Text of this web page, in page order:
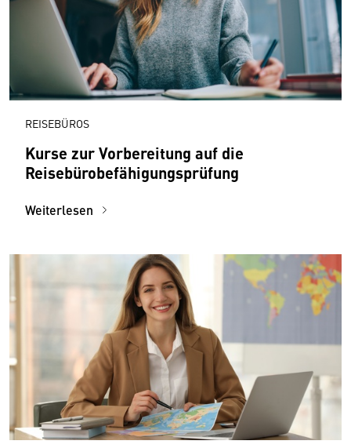
REISEBÜROS
Kurse zur Vorbereitung auf die
Reisebürobefähigungsprüfung
Weiterlesen